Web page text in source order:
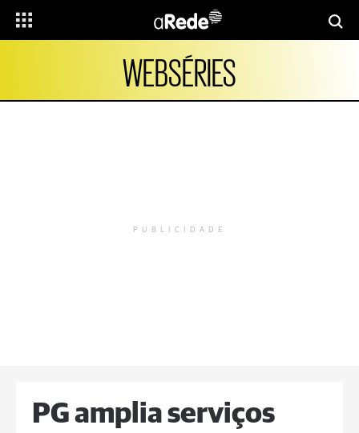
WEBSÉRIES
PUBLICIDADE
PG amplia serviços